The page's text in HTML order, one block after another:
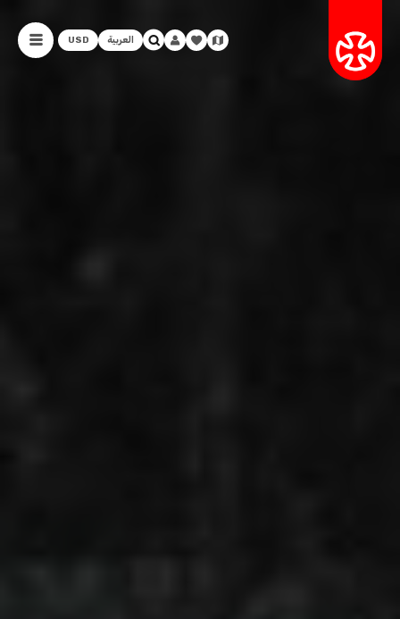
العربية USD